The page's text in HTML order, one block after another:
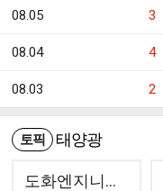
08.05 3
08.04 4
08.03 2
토픽 태양광
도화엔지니어링